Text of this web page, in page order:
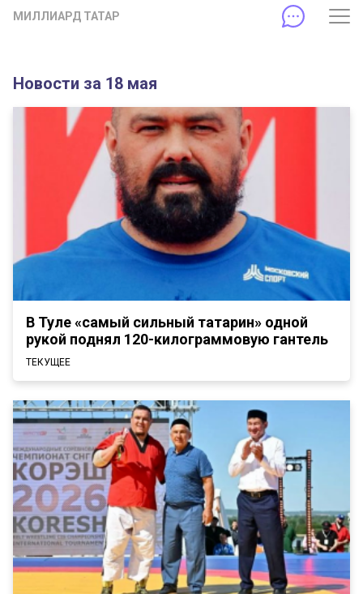
МИЛЛИАРД ТАТАР
Новости за 18 мая
В Туле «самый сильный татарин» одной
рукой поднял 120-килограммовую гантель
ТЕКУЩЕЕ